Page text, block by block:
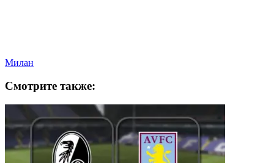
Милан
Смотрите также: